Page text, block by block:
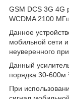
GSM DCS 3G 4G
WCDMA 2100 МГц
Данное
мобильной сети
неуверенного
Данный
порядка 30-600м
При